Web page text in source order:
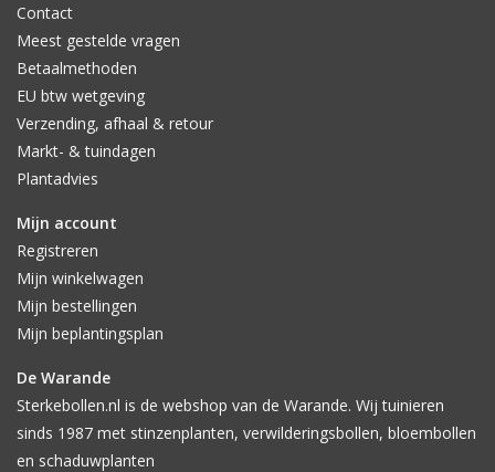
Contact
Meest gestelde vragen
Betaalmethoden
EU btw wetgeving
Verzending, afhaal & retour
Markt- & tuindagen
Plantadvies
Mijn account
Registreren
Mijn winkelwagen
Mijn bestellingen
Mijn beplantingsplan
De Warande
Sterkebollen.nl is de webshop van de Warande. Wij tuinieren
sinds 1987 met stinzenplanten, verwilderingsbollen, bloembollen
en schaduwplanten